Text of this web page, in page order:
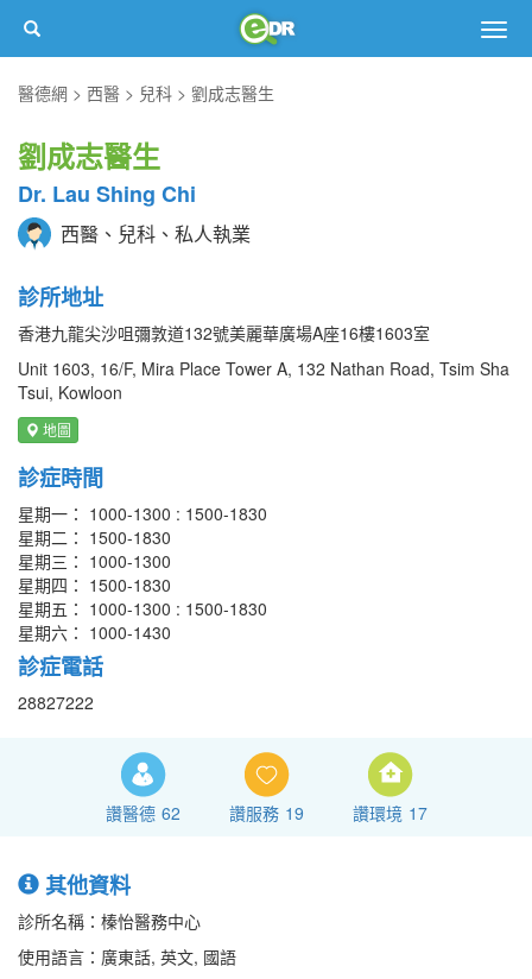
醫德網
西醫 兒科 劉成志醫生
劉成志醫生
Dr. Lau Shing Chi
西醫、兒科、私人執業
診所地址
香港九龍尖沙咀彌敦道132號美麗華廣場A座16樓1603室
Unit 1603, 16/F, Mira Place Tower A, 132 Nathan Road, Tsim Sha
Tsui, Kowloon
地圖
診症時間
星期一： 1000-1300 : 1500-1830
星期二： 1500-1830
星期三： 1000-1300
星期四： 1500-1830
星期五： 1000-1300 : 1500-1830
星期六： 1000-1430
診症電話
28827222
讚醫德 62 讚服務 19 讚環境 17
其他資料
診所名稱：榛怡醫務中心
使用語言：廣東話, 英文, 國語